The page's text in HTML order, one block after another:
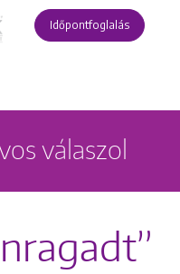
Időpontfoglalás
válaszol